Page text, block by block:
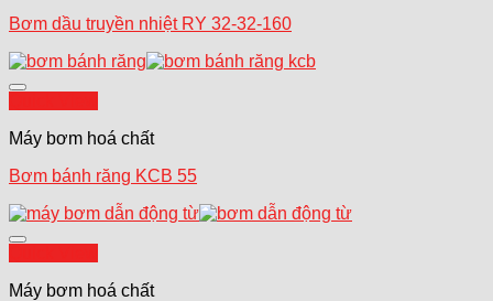
Bơm dầu truyền nhiệt RY 32-32-160
Máy bơm hoá chất
Bơm bánh răng KCB 55
Máy bơm hoá chất